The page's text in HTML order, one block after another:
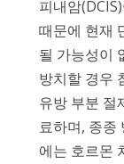
피내암
때문에 현재
될 가능성이
방치할 경우
유방 부분 절
료하며, 종종
에는 호르몬